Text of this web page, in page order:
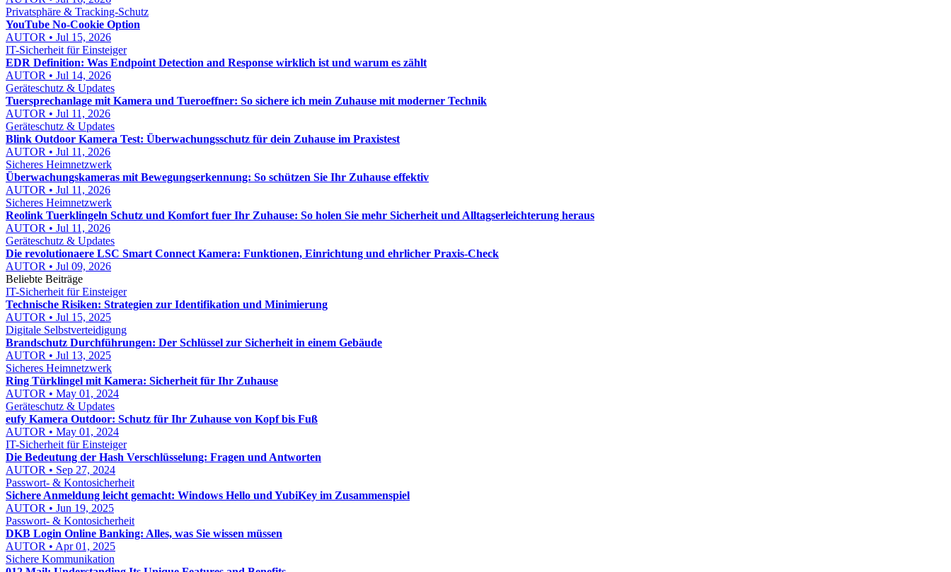
Privatsphäre & Tracking-Schutz
YouTube No-Cookie Option
AUTOR • Jul 15, 2026
IT-Sicherheit für Einsteiger
EDR Definition: Was Endpoint Detection and Response wirklich ist und warum es zählt
AUTOR • Jul 14, 2026
Geräteschutz & Updates
Tuersprechanlage mit Kamera und Tueroeffner: So sichere ich mein Zuhause mit moderner Technik
AUTOR • Jul 11, 2026
Geräteschutz & Updates
Blink Outdoor Kamera Test: Überwachungsschutz für dein Zuhause im Praxistest
AUTOR • Jul 11, 2026
Sicheres Heimnetzwerk
Überwachungskameras mit Bewegungserkennung: So schützen Sie Ihr Zuhause effektiv
AUTOR • Jul 11, 2026
Sicheres Heimnetzwerk
Reolink Tuerklingeln Schutz und Komfort fuer Ihr Zuhause: So holen Sie mehr Sicherheit und Alltagserleichterung heraus
AUTOR • Jul 11, 2026
Geräteschutz & Updates
Die revolutionaere LSC Smart Connect Kamera: Funktionen, Einrichtung und ehrlicher Praxis-Check
AUTOR • Jul 09, 2026
Beliebte Beiträge
IT-Sicherheit für Einsteiger
Technische Risiken: Strategien zur Identifikation und Minimierung
AUTOR • Jul 15, 2025
Digitale Selbstverteidigung
Brandschutz Durchführungen: Der Schlüssel zur Sicherheit in einem Gebäude
AUTOR • Jul 13, 2025
Sicheres Heimnetzwerk
Ring Türklingel mit Kamera: Sicherheit für Ihr Zuhause
AUTOR • May 01, 2024
Geräteschutz & Updates
eufy Kamera Outdoor: Schutz für Ihr Zuhause von Kopf bis Fuß
AUTOR • May 01, 2024
IT-Sicherheit für Einsteiger
Die Bedeutung der Hash Verschlüsselung: Fragen und Antworten
AUTOR • Sep 27, 2024
Passwort- & Kontosicherheit
Sichere Anmeldung leicht gemacht: Windows Hello und YubiKey im Zusammenspiel
AUTOR • Jun 19, 2025
Passwort- & Kontosicherheit
DKB Login Online Banking: Alles, was Sie wissen müssen
AUTOR • Apr 01, 2025
Sichere Kommunikation